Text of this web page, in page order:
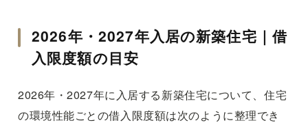
2026年・2027年入居の新築住宅｜借
入限度額の目安
2026年・2027年に入居する新築住宅について、住宅
の環境性能ごとの借入限度額は次のように整理でき